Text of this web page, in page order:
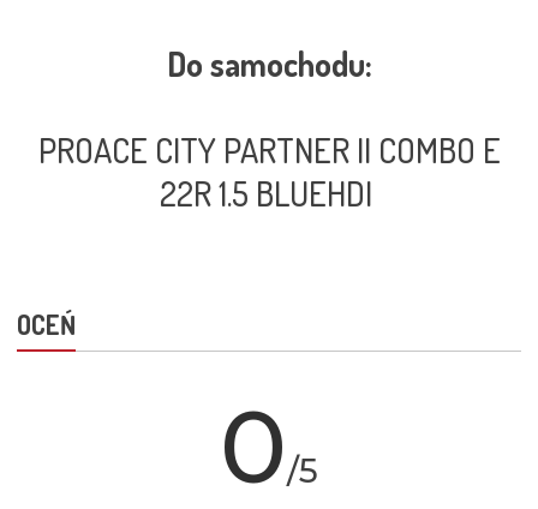
Do samochodu:
PROACE CITY PARTNER II COMBO E
22R 1.5 BLUEHDI
OCEŃ
0/5